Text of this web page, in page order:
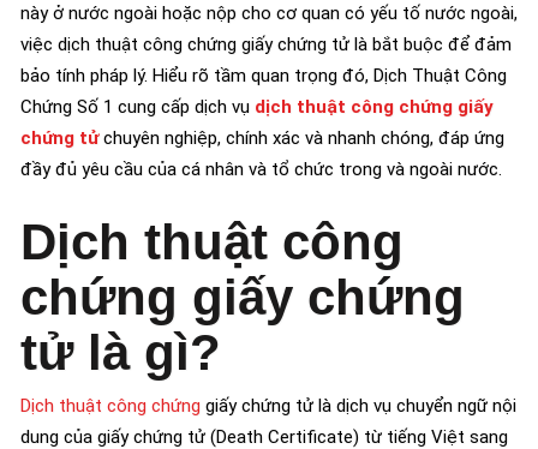
này ở nước ngoài hoặc nộp cho cơ quan có yếu tố nước ngoài,
việc dịch thuật công chứng giấy chứng tử là bắt buộc để đảm
bảo tính pháp lý. Hiểu rõ tầm quan trọng đó, Dịch Thuật Công
Chứng Số 1 cung cấp dịch vụ dịch thuật công chứng giấy
chứng tửchuyên nghiệp, chính xác và nhanh chóng, đáp ứng
đầy đủ yêu cầu của cá nhân và tổ chức trong và ngoài nước.
Dịch thuật công
chứng giấy chứng
tử là gì?
Dịch thuật công chứng giấy chứng tử là dịch vụ chuyển ngữ nội
dung của giấy chứng tử (Death Certificate) từ tiếng Việt sang